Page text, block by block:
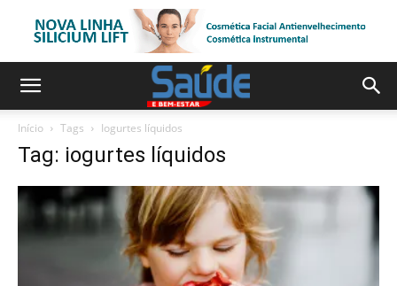
Início Tags Iogurtes líquidos
Tag: iogurtes líquidos